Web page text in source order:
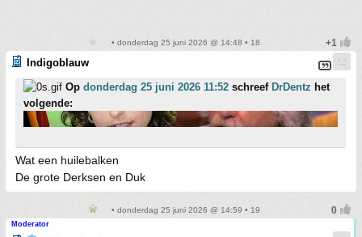
• donderdag 25 juni 2026 @ 14:48 • 18
Indigoblauw
Op donderdag 25 juni 2026 11:52 schreef DrDentz het
volgende:
Wat een huilebalken
De grote Derksen en Duk
• donderdag 25 juni 2026 @ 14:59 • 19
Moderator